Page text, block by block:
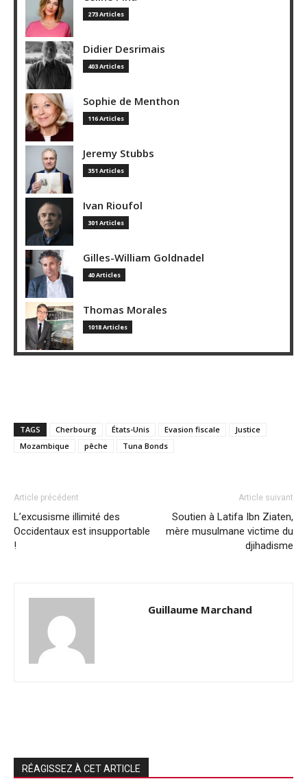
273 Articles
Didier Desrimais
403 Articles
Sophie de Menthon
116 Articles
Jeremy Stubbs
351 Articles
Ivan Rioufol
301 Articles
Gilles-William Goldnadel
40 Articles
Thomas Morales
1018 Articles
TAGS Cherbourg États-Unis Evasion fiscale
Justice
Mozambique
pêche Tuna Bonds
Article précédent
L’excusisme illimité des
Occidentaux est insupportable
!
Article suivant
Soutien à Latifa Ibn Ziaten,
mère musulmane victime du
djihadisme
Guillaume Marchand
RÉAGISSEZ À CET ARTICLE